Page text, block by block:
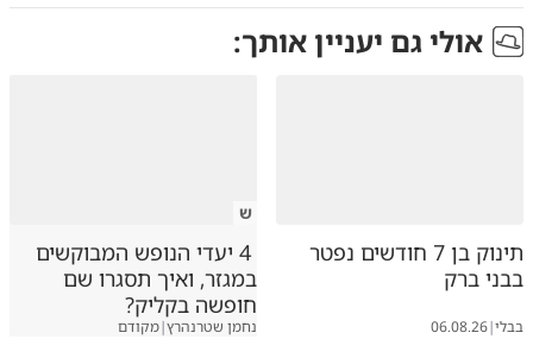
אולי גם יעניין אותך:
תינוק בן 7 חודשים נפטר
בבני ברק
בבלי|
06.08.26
ש
4 יעדי הנופש המבוקשים
במגזר, ואיך תסגרו שם
חופשה בקליק?
נחמן שטרנהרץ|מקודם